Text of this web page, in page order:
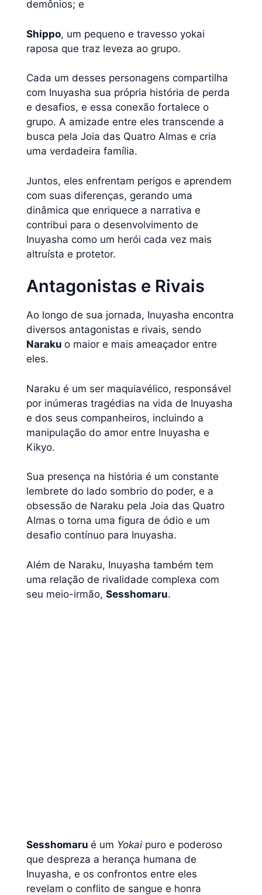
demônios; e
Shippo, um pequeno e travesso yokai
raposa que traz leveza ao grupo.
Cada um desses personagens compartilha
com Inuyasha sua própria história de perda
e desafios, e essa conexão fortalece o
grupo. A amizade entre eles transcende a
busca pela Joia das Quatro Almas e cria
uma verdadeira família.
Juntos, eles enfrentam perigos e aprendem
com suas diferenças, gerando uma
dinâmica que enriquece a narrativa e
contribui para o desenvolvimento de
Inuyasha como um herói cada vez mais
altruísta e protetor.
Antagonistas e Rivais
Ao longo de sua jornada, Inuyasha encontra
diversos antagonistas e rivais, sendo
Naraku o maior e mais ameaçador entre
eles.
Naraku é um ser maquiavélico, responsável
por inúmeras tragédias na vida de Inuyasha
e dos seus companheiros, incluindo a
manipulação do amor entre Inuyasha e
Kikyo.
Sua presença na história é um constante
lembrete do lado sombrio do poder, e a
obsessão de Naraku pela Joia das Quatro
Almas o torna uma figura de ódio e um
desafio contínuo para Inuyasha.
Além de Naraku, Inuyasha também tem
uma relação de rivalidade complexa com
seu meio-irmão, Sesshomaru.
Sesshomaru é um Yokai puro e poderoso
que despreza a herança humana de
Inuyasha, e os confrontos entre eles
revelam o conflito de sangue e honra